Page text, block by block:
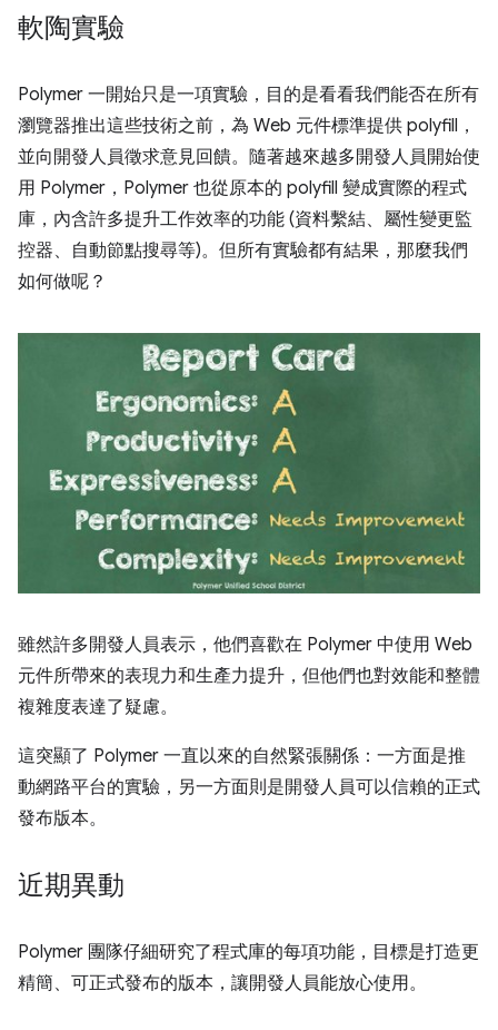
軟陶實驗
Polymer 一開始只是一項實驗，目的是看看我們能否在所有
瀏覽器推出這些技術之前，為 Web 元件標準提供 polyfill，
並向開發人員徵求意見回饋。隨著越來越多開發人員開始使
用 Polymer，Polymer 也從原本的 polyfill 變成實際的程式
庫，內含許多提升工作效率的功能 (資料繫結、屬性變更監
控器、自動節點搜尋等)。但所有實驗都有結果，那麼我們
如何做呢？
雖然許多開發人員表示，他們喜歡在 Polymer 中使用 Web
元件所帶來的表現力和生產力提升，但他們也對效能和整體
複雜度表達了疑慮。
這突顯了 Polymer 一直以來的自然緊張關係：一方面是推
動網路平台的實驗，另一方面則是開發人員可以信賴的正式
發布版本。
近期異動
Polymer 團隊仔細研究了程式庫的每項功能，目標是打造更
精簡、可正式發布的版本，讓開發人員能放心使用。